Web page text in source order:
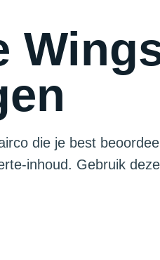
die je best
inhoud. Gebruik